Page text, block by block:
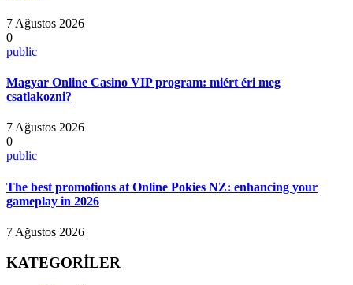
7 Ağustos 2026
0
public
Magyar Online Casino VIP program: miért éri meg
csatlakozni?
7 Ağustos 2026
0
public
The best promotions at Online Pokies NZ: enhancing your
gameplay in 2026
7 Ağustos 2026
KATEGORİLER